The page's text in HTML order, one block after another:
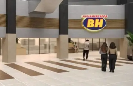
ampla e acessível, a festa
com a democratização da
surgimento de novos escritores,
livros e fortalecendo o mercado
é de que milhares de
celebração ao longo dos cinco
a Flipelô como um dos